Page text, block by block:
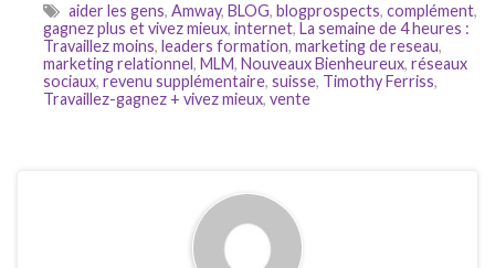
aider les gens, Amway, BLOG, blogprospects, complément,
gagnez plus et vivez mieux, internet, La semaine de 4 heures :
Travaillez moins, leaders formation, marketing de reseau,
marketing relationnel, MLM, Nouveaux Bienheureux, réseaux
sociaux, revenu supplémentaire, suisse, Timothy Ferriss,
Travaillez-gagnez + vivez mieux, vente